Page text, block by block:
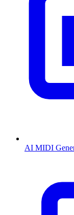
AI MIDI